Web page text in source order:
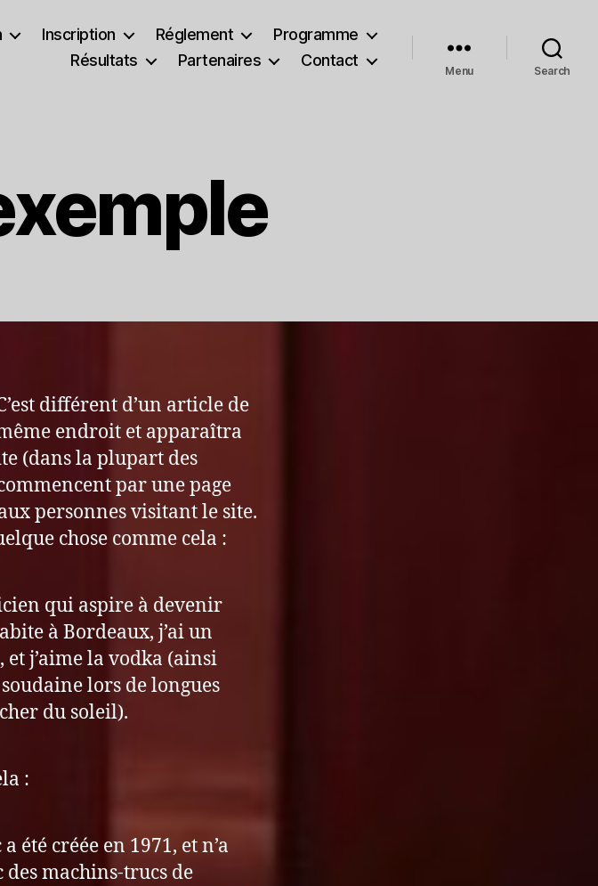
Inscription Réglement
Programme
Résultats
Partenaires Contact
Menu Search
différent d’un article de
endroit et apparaîtra
(dans la plupart des
par une page
personnes visitant le site.
chose comme cela :
qui aspire à devenir
à Bordeaux, j’ai un
et j’aime la vodka (ainsi
lors de longues
du soleil).
:
été créée en 1971, et n’a
des machins-trucs de